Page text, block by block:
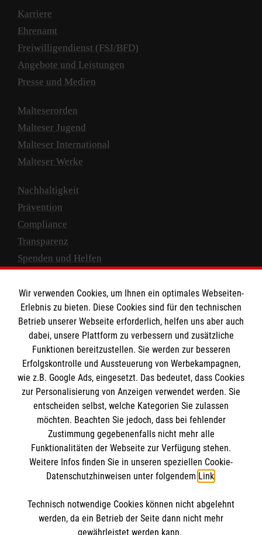
Karriere
Ehrenamt
Freiwilligendienst (FSJ/BFD)
Angebote und Leistungen
Presse und Medien
Malteserorden
Malteser Jugend
Malteser International
Malteser Werke
Nachhaltigkeit
Prävention
Compliance
Transparenz
Spenden und Helfen
Empfänger: Malteser Hilfsdienst e.V.
IBAN: DE10 3706 0120 1201 2000 12
BIC: GENODED 1PA7
Newsletter abonnieren
Cookies verwalten|AGB|Impressum|Datenschutz
Barrierefreiheit |Kontakt| Sharepoint|Mediathek
Wir verwenden Cookies, um Ihnen ein optimales Webseiten-
Erlebnis zu bieten. Diese Cookies sind für den technischen
Betrieb unserer Webseite erforderlich, helfen uns aber auch
dabei, unsere Plattform zu verbessern und zusätzliche
Funktionen bereitzustellen. Sie werden zur besseren
Erfolgskontrolle und Aussteuerung von Werbekampagnen,
wie z.B. Google Ads, eingesetzt. Das bedeutet, dass Cookies
zur Personalisierung von Anzeigen verwendet werden. Sie
entscheiden selbst, welche Kategorien Sie zulassen
möchten. Beachten Sie jedoch, dass bei fehlender
Zustimmung gegebenenfalls nicht mehr alle
Funktionalitäten der Webseite zur Verfügung stehen.
Weitere Infos finden Sie in unseren speziellen Cookie-
Datenschutzhinweisen unter folgendem Link.
Technisch notwendige Cookies können nicht abgelehnt
werden, da ein Betrieb der Seite dann nicht mehr
gewährleistet werden kann.